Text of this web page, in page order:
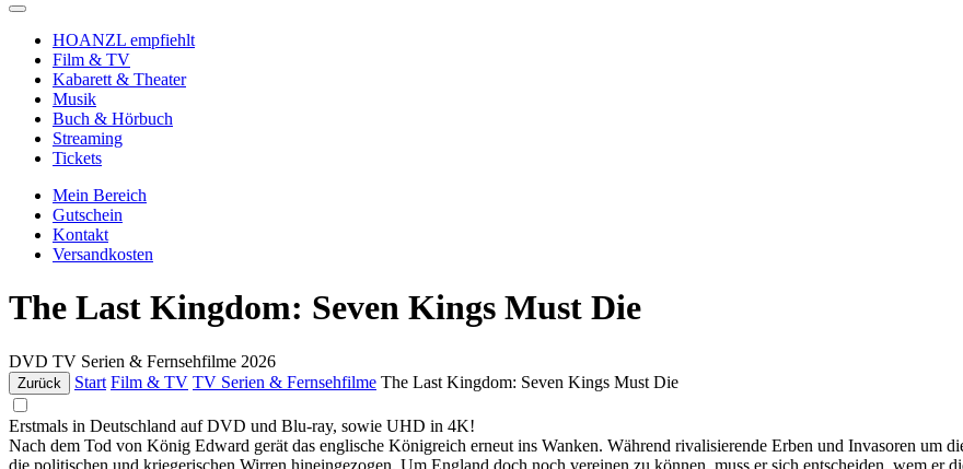
HOANZL empfiehlt
Film & TV
Kabarett & Theater
Musik
Buch & Hörbuch
Streaming
Tickets
Mein Bereich
Gutschein
Kontakt
Versandkosten
The Last Kingdom: Seven Kings Must Die
DVD TV Serien & Fernsehfilme 2026
Zurück Start Film & TV TV Serien & Fernsehfilme The Last Kingdom: Seven Kings Must Die
Erstmals in Deutschland auf DVD und Blu-ray, sowie UHD in 4K!
Nach dem Tod von König Edward gerät das englische Königreich erneut ins Wanken. Während rivalisierende Erben und Invasoren um
die politischen und kriegerischen Wirren hineingezogen. Um England doch noch vereinen zu können, muss er sich entscheiden, wem er